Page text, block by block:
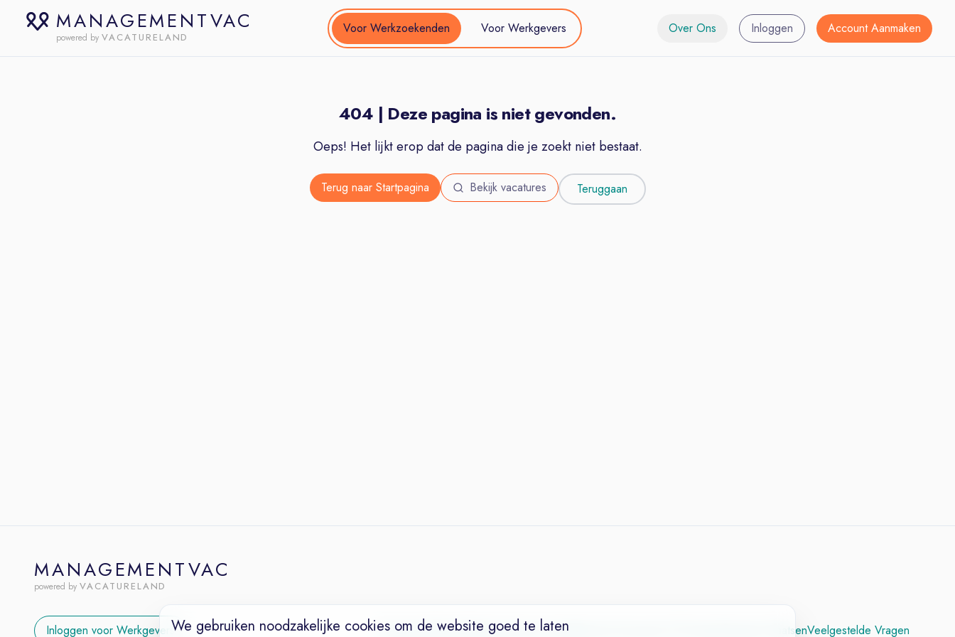
MANAGEMENTVAC
powered by VACATURELAND
Voor Werkzoekenden Voor Werkgevers Over Ons Inloggen Account Aanmaken
404 | Deze pagina is niet gevonden.
Oeps! Het lijkt erop dat de pagina die je zoekt niet bestaat.
Terug naar Startpagina Bekijk vacatures Teruggaan
MANAGEMENTVAC
powered by VACATURELAND
Inloggen voor Werkgevers VacaturesNichesWerkgeversOver OnsMaak een Succesvol CV Vacature PlaatsenVeelgestelde Vragen
We gebruiken noodzakelijke cookies om de website goed te laten